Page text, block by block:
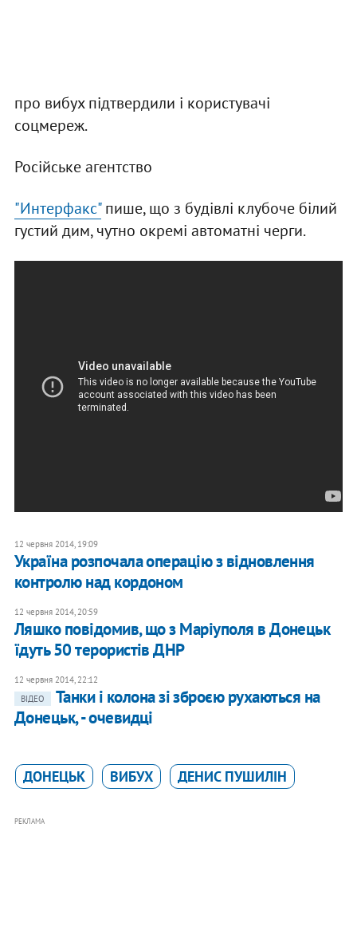
про вибух підтвердили і користувачі
соцмереж.
Російське агентство
"Интерфакс"пише, що з будівлі клубоче білий
густий дим, чутно окремі автоматні черги.
12 червня 2014, 19:09
Україна розпочала операцію з відновлення
контролю над кордоном
12 червня 2014, 20:59
Ляшко повідомив, що з Маріуполя в Донецьк
їдуть 50 терористів ДНР
12 червня 2014, 22:12
ВІДЕО
Танки і колона зі зброєю рухаються на
Донецьк, - очевидці
ДОНЕЦЬК ВИБУХ ДЕНИС ПУШИЛІН
РЕКЛАМА